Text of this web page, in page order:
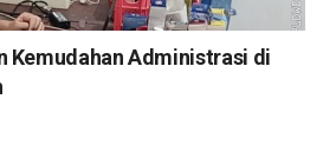
Kemudahan Administrasi di